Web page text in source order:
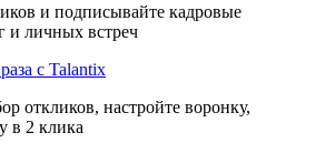
и подписывайте кадровые
и личных встреч
с Talantix
откликов, настройте воронку,
в 2 клика